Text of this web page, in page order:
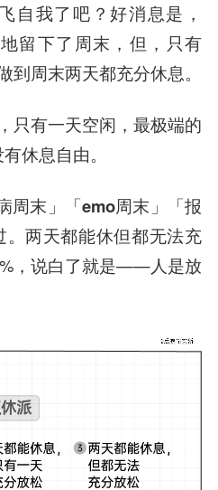
自我了吧？好消息是，
留下了周末，但，只有
到周末两天都充分休息。
只有一天空闲，最极端的
休息自由。
周末」「emo周末」「报
。两天都能休但都无法充
，说白了就是——人是放